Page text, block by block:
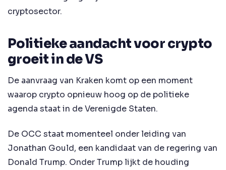
cryptosector.
Politieke aandacht voor crypto
groeit in de VS
De aanvraag van Kraken komt op een moment
waarop crypto opnieuw hoog op de politieke
agenda staat in de Verenigde Staten.
De OCC staat momenteel onder leiding van
Jonathan Gould, een kandidaat van de regering van
Donald Trump. Onder Trump lijkt de houding